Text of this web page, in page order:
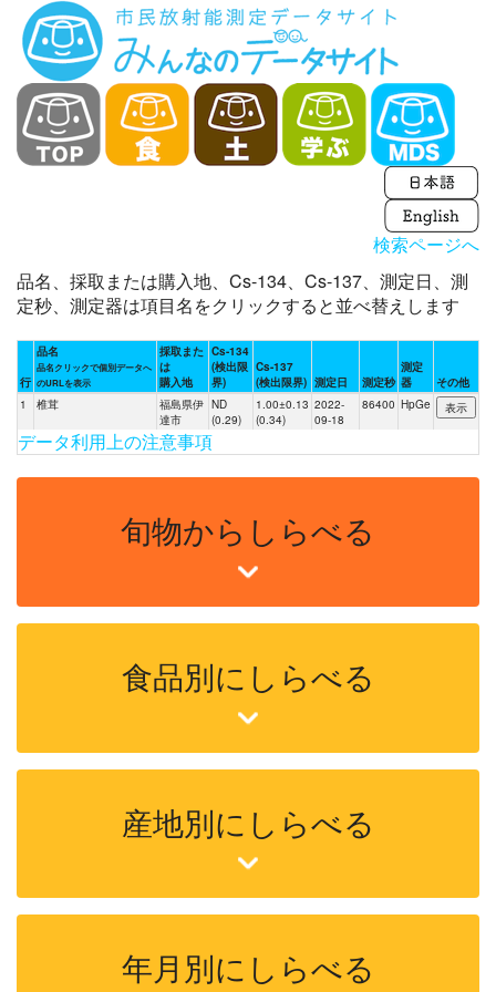
検索ページへ
品名、採取または購入地、Cs-134、Cs-137、測定日、測
定秒、測定器は項目名をクリックすると並べ替えします
行
品名
品名クリックで個別データへ
のURLを表示
採取また
は
購入地
Cs-134
(検出限
界)
Cs-137
(検出限界) 測定日 測定秒
測定
器
その他
1
椎茸
福島県伊
達市
ND
(0.29)
1.00±0.13
(0.34)
2022-
09-18
86400 HpGe
データ利用上の注意事項
旬物からしらべる
食品別にしらべる
産地別にしらべる
年月別にしらべる